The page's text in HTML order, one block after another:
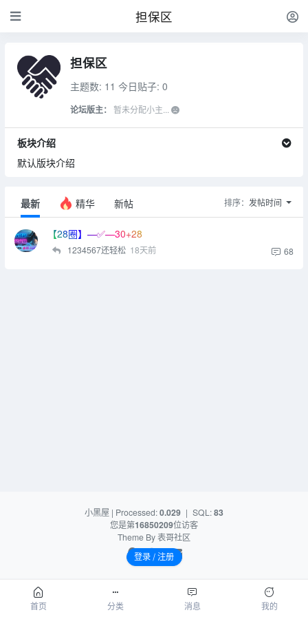
担保区
担保区
主题数: 11 今日贴子: 0
论坛版主： 暂未分配小主...
板块介绍
默认版块介绍
最新 精华 新帖 排序： 发帖时间
【28圈】—✅—30+28
1234567还轻松 18天前 68
小黑屋 | Processed:0.029 | SQL:83
您是第16850209位访客
Theme By表哥社区
首页 分类 消息 我的
登录 / 注册